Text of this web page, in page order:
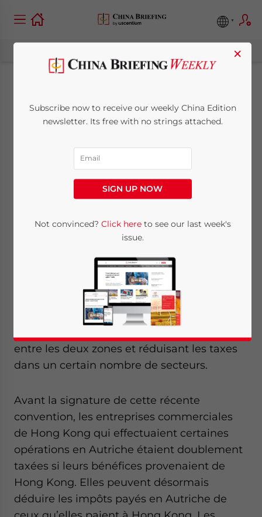
Hong Kong et
l’Autriche Signent
une Convention
Fiscale
Reading Time: < 1 minute
commerciaux organisés par le
gouvernement de Hong Kong, la région
administrative spéciale chinoise a signé un
accord commercial avec l’Autriche mardi
entre les deux zones et réduisant les taxes
dans un certain nombre de secteurs.
Avant la signature de cette récente
convention, les entreprises commerciales
de Hong Kong qui effectuaient certaines
opérations en Autriche étaient doublement
taxées si leurs bénéfices provenaient de
Hong Kong. Elles peuvent désormais
déduire les impôts payés en Autriche de
×
Subscribe now to receive our weekly China Edition
newsletter. Its free with no strings attached.
SIGN UP NOW
Not convinced? Click hereto see our last week's
issue.